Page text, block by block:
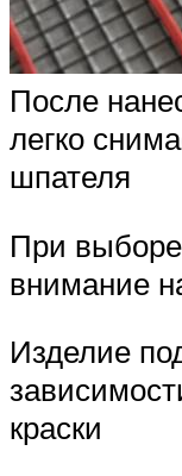
После
легко
шпателя
При
внимание
Изделие
краски